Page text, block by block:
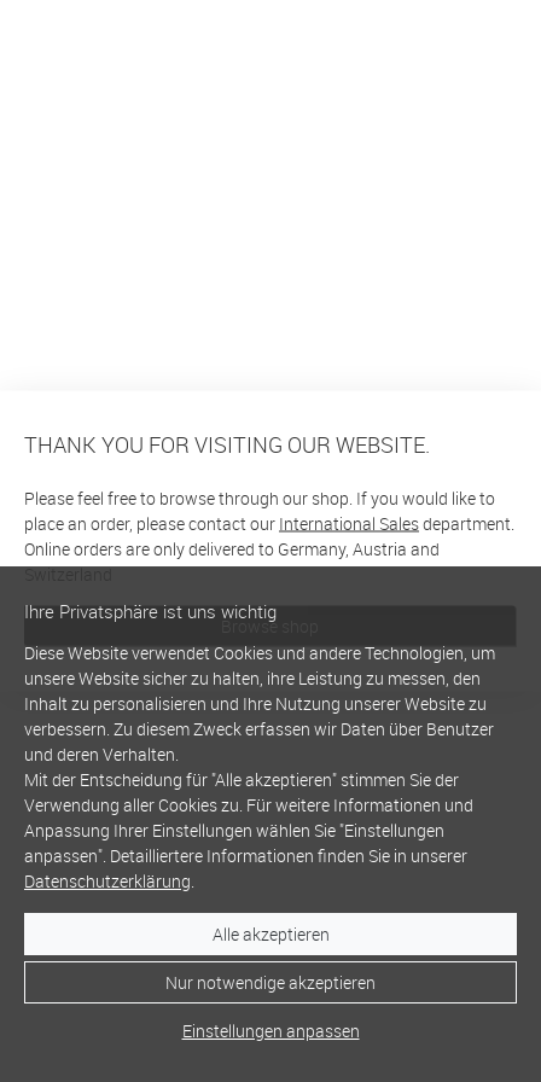
THANK YOU FOR VISITING OUR WEBSITE.
Please feel free to browse through our shop. If you would like to
place an order, please contact our International Salesdepartment.
Online orders are only delivered to Germany, Austria and
Switzerland
Browse shop
Ihre Privatsphäre ist uns wichtig
Diese Website verwendet Cookies und andere Technologien, um
unsere Website sicher zu halten, ihre Leistung zu messen, den
Inhalt zu personalisieren und Ihre Nutzung unserer Website zu
verbessern. Zu diesem Zweck erfassen wir Daten über Benutzer
und deren Verhalten.
Mit der Entscheidung für "Alle akzeptieren" stimmen Sie der
Verwendung aller Cookies zu. Für weitere Informationen und
Anpassung Ihrer Einstellungen wählen Sie "Einstellungen
anpassen". Detailliertere Informationen finden Sie in unserer
Datenschutzerklärung.
Alle akzeptieren
Nur notwendige akzeptieren
Einstellungen anpassen